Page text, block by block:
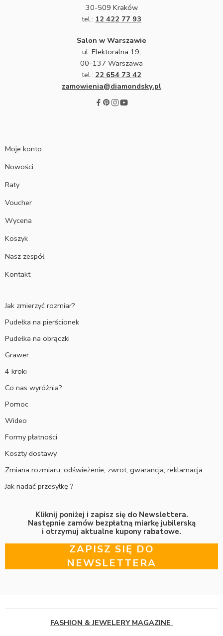
30-509 Kraków
tel.: 12 422 77 93
Salon w Warszawie
ul. Elektoralna 19,
00–137 Warszawa
tel.: 22 654 73 42
zamowienia@diamondsky.pl
Moje konto
Nowości
Raty
Voucher
Wycena
Koszyk
Nasz zespół
Kontakt
Jak zmierzyć rozmiar?
Pudełka na pierścionek
Pudełka na obrączki
Grawer
4 kroki
Co nas wyróżnia?
Pomoc
Wideo
Formy płatności
Koszty dostawy
Zmiana rozmiaru, odświeżenie, zwrot, gwarancja, reklamacja
Jak nadać przesyłkę ?
Kliknij poniżej i zapisz się do Newslettera.
Następnie zamów bezpłatną miarkę jubilerską
i otrzymuj aktualne kupony rabatowe.
ZAPISZ SIĘ DO
NEWSLETTERA
FASHION & JEWELERY MAGAZINE